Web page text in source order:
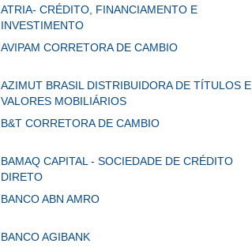
ATRIA- CRÉDITO, FINANCIAMENTO E
INVESTIMENTO
AVIPAM CORRETORA DE CAMBIO
AZIMUT BRASIL DISTRIBUIDORA DE TÍTULOS E
VALORES MOBILIÁRIOS
B&T CORRETORA DE CAMBIO
BAMAQ CAPITAL - SOCIEDADE DE CRÉDITO
DIRETO
BANCO ABN AMRO
BANCO AGIBANK